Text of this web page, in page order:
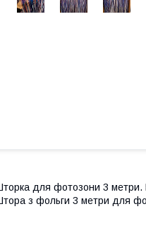
для фотозони 3 метри.
з фольги 3 метри для